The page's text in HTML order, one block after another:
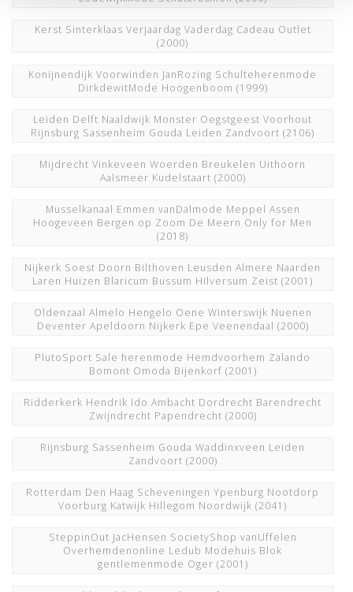
Kerst Sinterklaas Verjaardag Vaderdag Cadeau Outlet
(2000)
Konijnendijk Voorwinden JanRozing Schulteherenmode
DirkdewitMode Hoogenboom (1999)
Leiden Delft Naaldwijk Monster Oegstgeest Voorhout
Rijnsburg Sassenheim Gouda Leiden Zandvoort (2106)
Mijdrecht Vinkeveen Woerden Breukelen Uithoorn
Aalsmeer Kudelstaart (2000)
Musselkanaal Emmen vanDalmode Meppel Assen
Hoogeveen Bergen op Zoom De Meern Only for Men
(2018)
Nijkerk Soest Doorn Bilthoven Leusden Almere Naarden
Laren Huizen Blaricum Bussum Hilversum Zeist (2001)
Oldenzaal Almelo Hengelo Oene Winterswijk Nuenen
Deventer Apeldoorn Nijkerk Epe Veenendaal (2000)
PlutoSport Sale herenmode Hemdvoorhem Zalando
Bomont Omoda Bijenkorf (2001)
Ridderkerk Hendrik Ido Ambacht Dordrecht Barendrecht
Zwijndrecht Papendrecht (2000)
Rijnsburg Sassenheim Gouda Waddinxveen Leiden
Zandvoort (2000)
Rotterdam Den Haag Scheveningen Ypenburg Nootdorp
Voorburg Katwijk Hillegom Noordwijk (2041)
SteppinOut JacHensen SocietyShop vanUffelen
Overhemdenonline Ledub Modehuis Blok
gentlemenmode Oger (2001)